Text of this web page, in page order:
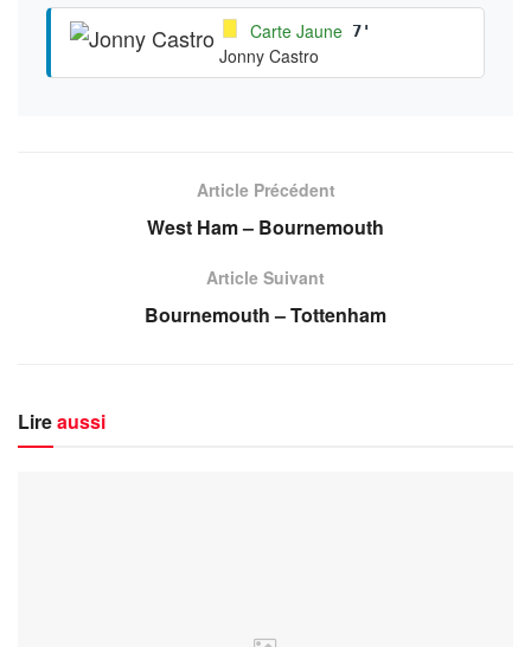
Carte Jaune 7'
Jonny Castro
Article Précédent
West Ham – Bournemouth
Article Suivant
Bournemouth – Tottenham
Lireaussi